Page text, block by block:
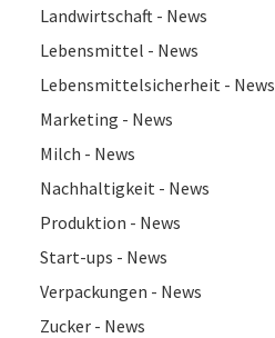
Landwirtschaft - News
Lebensmittel - News
Lebensmittelsicherheit - News
Marketing - News
Milch - News
Nachhaltigkeit - News
Produktion - News
Start-ups - News
Verpackungen - News
Zucker - News